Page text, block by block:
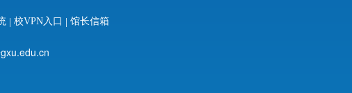
| 校VPN入口 | 馆长信箱